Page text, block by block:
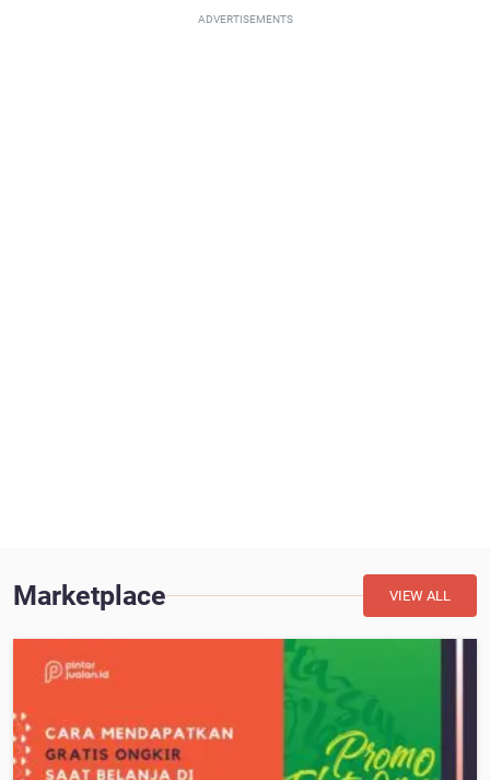
ADVERTISEMENTS
Marketplace VIEW ALL